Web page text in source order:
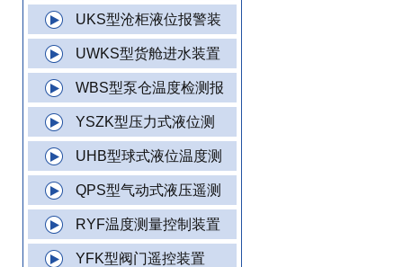
UKS型沧柜液位报警装
UWKS型货舱进水装置
WBS型泵仓温度检测报
YSZK型压力式液位测
UHB型球式液位温度测
QPS型气动式液压遥测
RYF温度测量控制装置
YFK型阀门遥控装置